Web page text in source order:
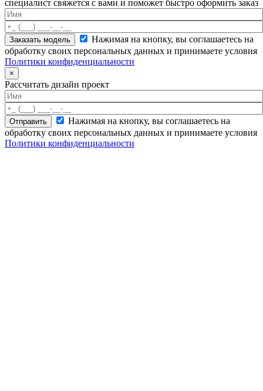
специалист свяжется с вами и поможет быстро оформить заказ
Нажимая на кнопку, вы соглашаетесь на
обработку своих персональных данных и принимаете условия
Политики конфиденциальности
×
Рассчитать дизайн проект
Нажимая на кнопку, вы соглашаетесь на
обработку своих персональных данных и принимаете условия
Политики конфиденциальности